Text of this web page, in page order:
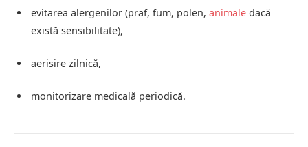
evitarea alergenilor (praf, fum, polen, animale dacă
există sensibilitate),
aerisire zilnică,
monitorizare medicală periodică.